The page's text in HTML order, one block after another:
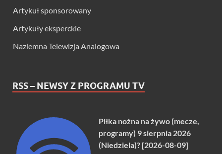
Artykuł sponsorowany
Artykuły eksperckie
Naziemna Telewizja Analogowa
RSS – NEWSY Z PROGRAMU TV
Piłka nożna na żywo (mecze,
programy) 9 sierpnia 2026
(Niedziela)? [2026-08-09]